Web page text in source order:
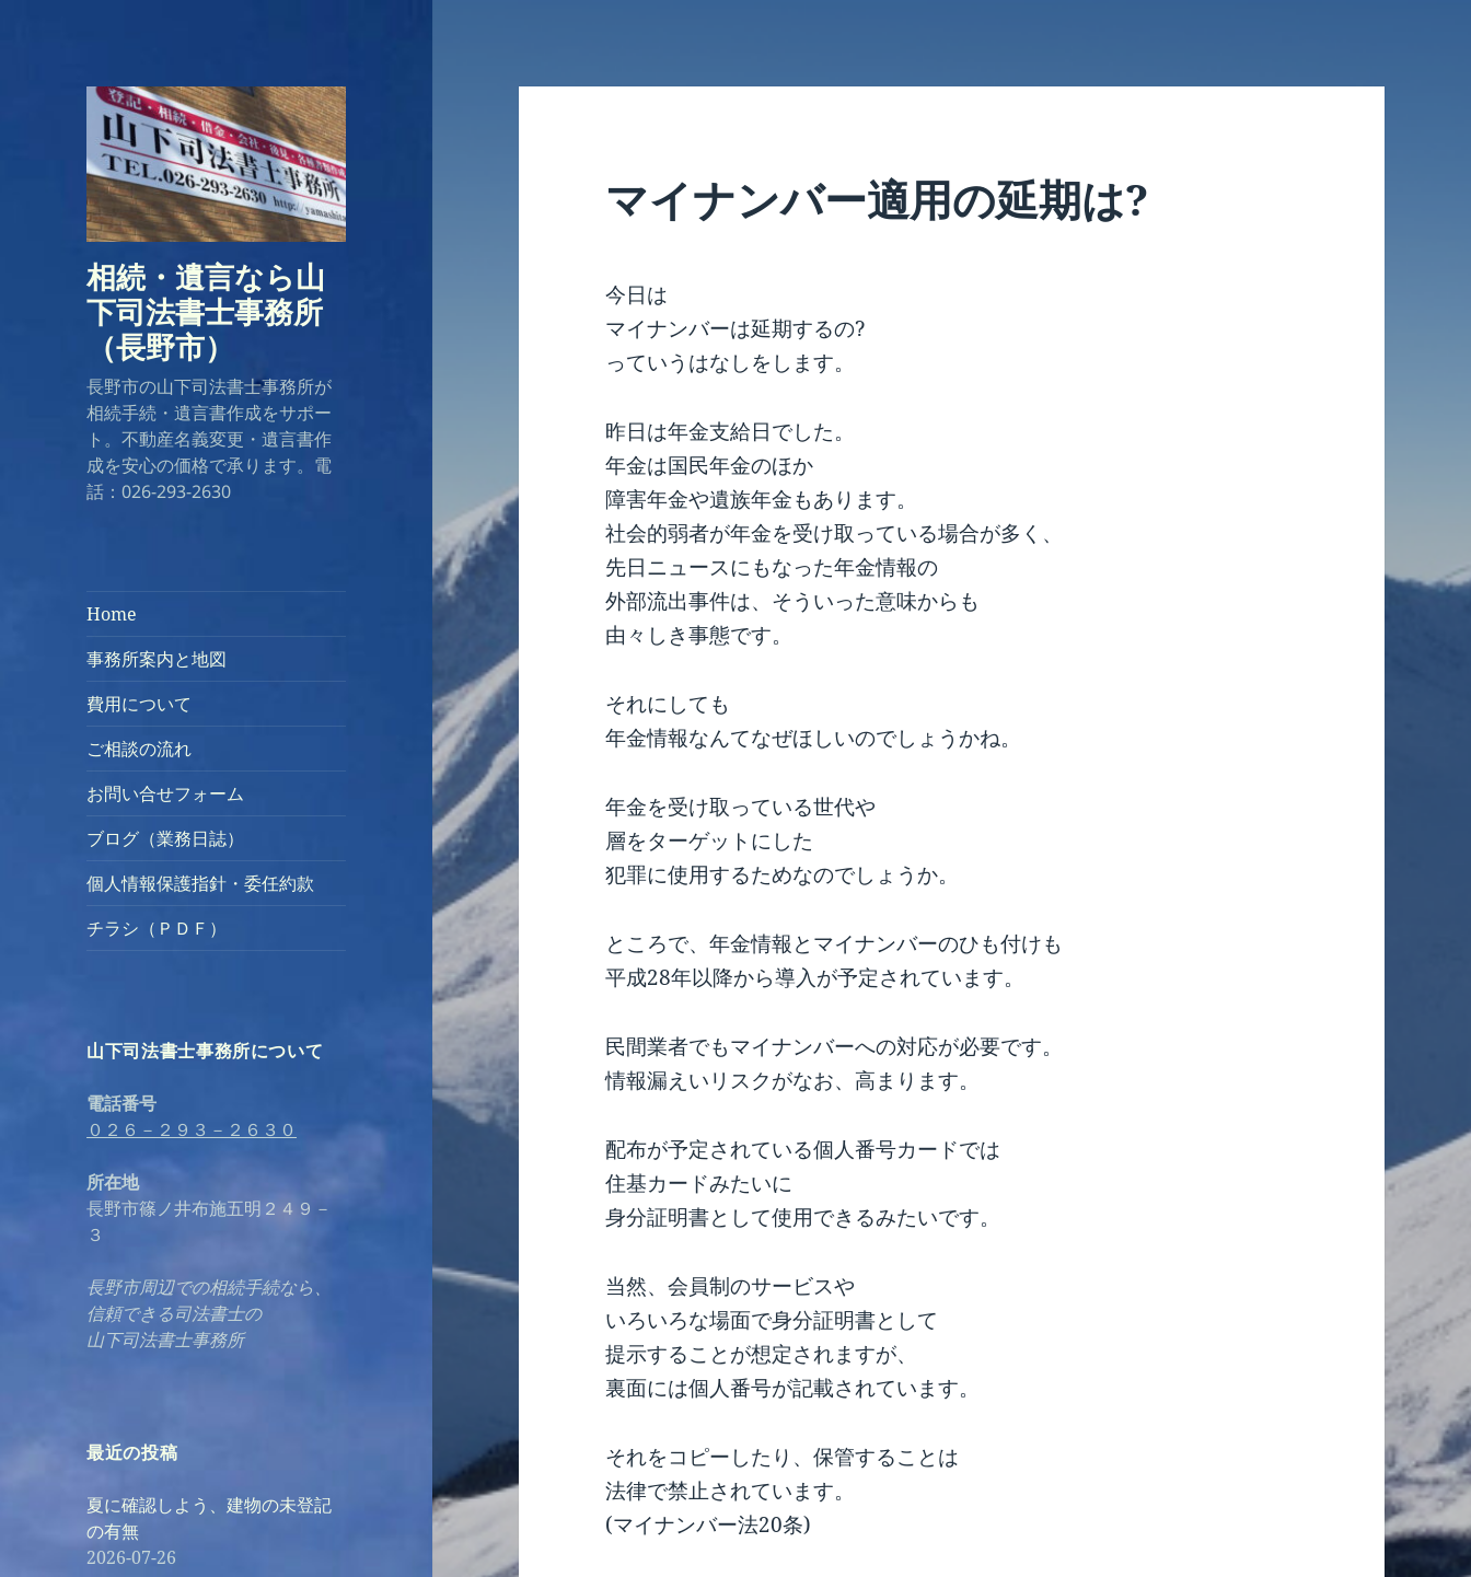
相続・遺言なら山
下司法書士事務所
（長野市）
長野市の山下司法書士事務所が
相続手続・遺言書作成をサポー
ト。不動産名義変更・遺言書作
成を安心の価格で承ります。電
話：026-293-2630
Home
事務所案内と地図
費用について
ご相談の流れ
お問い合せフォーム
ブログ（業務日誌）
個人情報保護指針・委任約款
チラシ（ＰＤＦ）
山下司法書士事務所について
電話番号
０２６－２９３－２６３０
所在地
長野市篠ノ井布施五明２４９－
３
長野市周辺での相続手続なら、
信頼できる司法書士の
山下司法書士事務所
最近の投稿
夏に確認しよう、建物の未登記
の有無
2026-07-26
マイナンバー適用の延期は?
今日は
マイナンバーは延期するの?
っていうはなしをします。
昨日は年金支給日でした。
年金は国民年金のほか
障害年金や遺族年金もあります。
社会的弱者が年金を受け取っている場合が多く、
先日ニュースにもなった年金情報の
外部流出事件は、そういった意味からも
由々しき事態です。
それにしても
年金情報なんてなぜほしいのでしょうかね。
年金を受け取っている世代や
層をターゲットにした
犯罪に使用するためなのでしょうか。
ところで、年金情報とマイナンバーのひも付けも
平成28年以降から導入が予定されています。
民間業者でもマイナンバーへの対応が必要です。
情報漏えいリスクがなお、高まります。
配布が予定されている個人番号カードでは
住基カードみたいに
身分証明書として使用できるみたいです。
当然、会員制のサービスや
いろいろな場面で身分証明書として
提示することが想定されますが、
裏面には個人番号が記載されています。
それをコピーしたり、保管することは
法律で禁止されています。
(マイナンバー法20条)